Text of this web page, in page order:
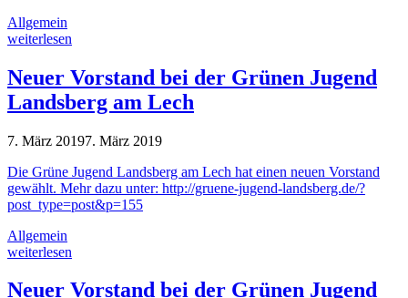
Allgemein
weiterlesen
Neuer Vorstand bei der Grünen Jugend
Landsberg am Lech
7. März 20197. März 2019
Die Grüne Jugend Landsberg am Lech hat einen neuen Vorstand
gewählt. Mehr dazu unter: http://gruene-jugend-landsberg.de/?
post_type=post&p=155
Allgemein
weiterlesen
Neuer Vorstand bei der Grünen Jugend